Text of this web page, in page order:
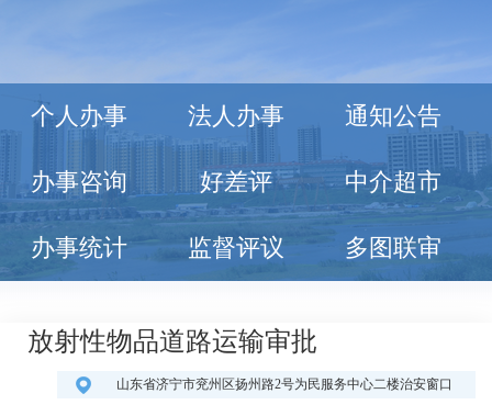
个人办事 法人办事 通知公告
办事咨询 好差评 中介超市
办事统计 监督评议 多图联审
放射性物品道路运输审批
山东省济宁市兖州区扬州路2号为民服务中心二楼治安窗口